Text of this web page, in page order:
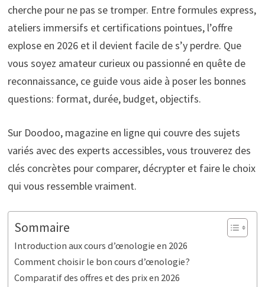
cherche pour ne pas se tromper. Entre formules express,
ateliers immersifs et certifications pointues, l’offre
explose en 2026 et il devient facile de s’y perdre. Que
vous soyez amateur curieux ou passionné en quête de
reconnaissance, ce guide vous aide à poser les bonnes
questions: format, durée, budget, objectifs.
Sur Doodoo, magazine en ligne qui couvre des sujets
variés avec des experts accessibles, vous trouverez des
clés concrètes pour comparer, décrypter et faire le choix
qui vous ressemble vraiment.
Sommaire
Introduction aux cours d’œnologie en 2026
Comment choisir le bon cours d’œnologie?
Comparatif des offres et des prix en 2026